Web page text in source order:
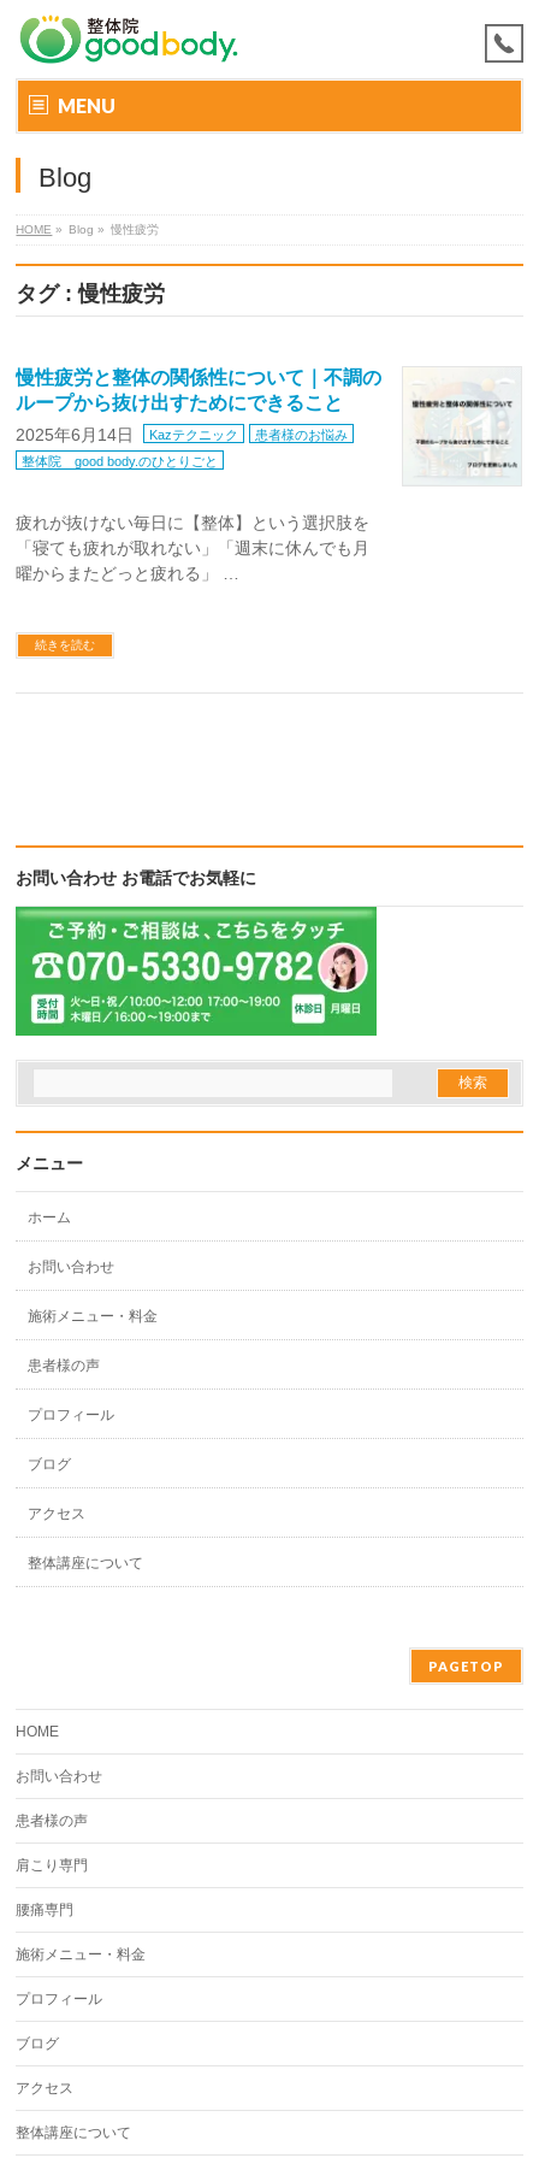
MENU
Blog
HOME » Blog » 慢性疲労
タグ : 慢性疲労
慢性疲労と整体の関係性について｜不調の
ループから抜け出すためにできること
2025年6月14日 Kazテクニック
患者様のお悩み
整体院 good body.のひとりごと
疲れが抜けない毎日に【整体】という選択肢を
「寝ても疲れが取れない」「週末に休んでも月
曜からまたどっと疲れる」 …
続きを読む
お問い合わせ お電話でお気軽に
メニュー
ホーム
お問い合わせ
施術メニュー・料金
患者様の声
プロフィール
ブログ
アクセス
整体講座について
PAGETOP
HOME
お問い合わせ
患者様の声
肩こり専門
腰痛専門
施術メニュー・料金
プロフィール
ブログ
アクセス
整体講座について